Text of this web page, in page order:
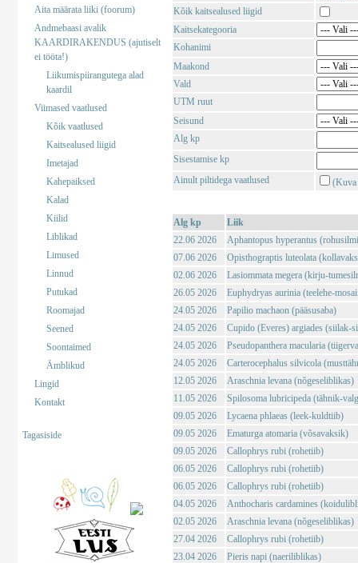
Aita määrata liiki (foorum)
Andmebaasi avalik
KAARDIRAKENDUS (ajutiselt
ei tööta!)
Liikumispiirangutega alad
kaardil
Viimased vaatlused
Kõik vaatlused
Kaitsealused liigid
Imetajad
Kahepaiksed
Kalad
Kiilid
Liblikad
Limused
Linnud
Putukad
Roomajad
Seened
Soontaimed
Ämblikud
Lingid
Kontakt
Tagasiside
Kõik kaitsealused liigid
Kaitsekategooria
Kohanimi
Maakond
Vald
UTM ruut
Seisund
Alg kp
Sisestamise kp
Ainult piltidega vaatlused
(Kuva
Alg kp
Liik
22.06 2026
Aphantopus hyperantus
07.06 2026
Opisthograptis luteolata
02.06 2026
Lasiommata megera (kirju-
26.05 2026
Euphydryas aurinia (teelehe-
24.05 2026
Papilio machaon (pääsusaba)
24.05 2026
Cupido (Everes) argiades (siilak-
24.05 2026
Pseudopanthera macularia
24.05 2026
Carterocephalus silvicola
12.05 2026
Araschnia levana (nõgeseliblikas)
11.05 2026
Spilosoma lubricipeda (tähnik-
09.05 2026
Lycaena phlaeas (leek-kuldtiib)
09.05 2026
Ematurga atomaria (võsavaksik)
09.05 2026
Callophrys rubi (rohetiib)
06.05 2026
Callophrys rubi (rohetiib)
06.05 2026
Callophrys rubi (rohetiib)
04.05 2026
Anthocharis cardamines
02.05 2026
Araschnia levana (nõgeseliblikas)
27.04 2026
Callophrys rubi (rohetiib)
23.04 2026
Pieris napi (naeriliblikas)